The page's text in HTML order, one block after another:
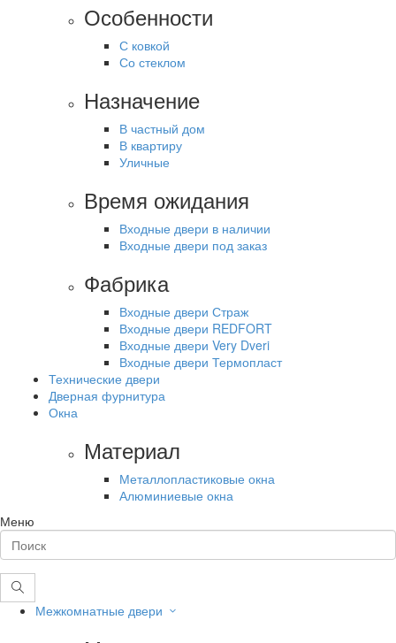
Особенности
С ковкой
Со стеклом
Назначение
В частный дом
В квартиру
Уличные
Время ожидания
Входные двери в наличии
Входные двери под заказ
Фабрика
Входные двери Страж
Входные двери REDFORT
Входные двери Very Dveri
Входные двери Термопласт
Технические двери
Дверная фурнитура
Окна
Материал
Металлопластиковые окна
Алюминиевые окна
Меню
Межкомнатные двери